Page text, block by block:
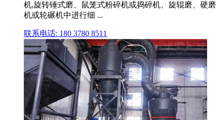
机,旋转锤式磨、鼠笼式粉碎机或捣碎机、旋辊磨、硬磨
机或轮碾机中进行细 ...
联系电话: 180 3780 8511